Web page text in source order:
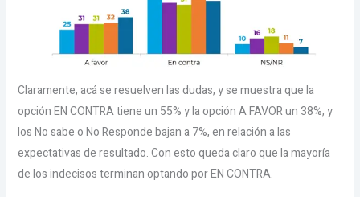
Claramente, acá se resuelven las dudas, y se muestra que la
opción EN CONTRA tiene un 55% y la opción A FAVOR un 38%, y
los No sabe o No Responde bajan a 7%, en relación a las
expectativas de resultado. Con esto queda claro que la mayoría
de los indecisos terminan optando por EN CONTRA.